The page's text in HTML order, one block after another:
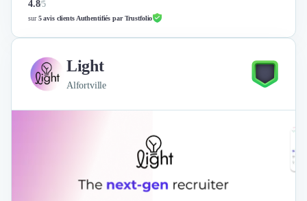
4.8/5
sur5 avis clients Authentifiés par Trustfolio
Light
Alfortville